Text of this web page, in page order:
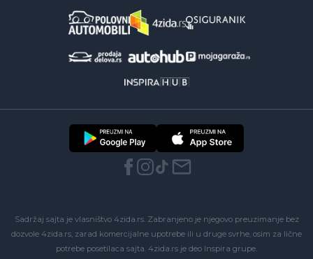
Sadržaj sajta je vlasništvo 4zida.rs. Zabranjeno je njegovo preuzimanje bez
dozvole 4zida.rs, zarad komercijalne upotrebe ili u druge svrhe, osim za lične
potrebe posetilaca sajta. 4zida.rs je deo Inspira grupe.